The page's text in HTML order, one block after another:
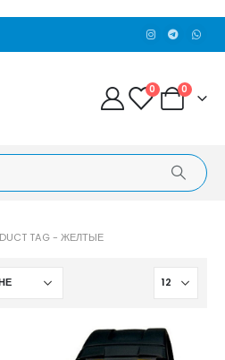
0 0
TAG - ЖЕЛТЫЕ